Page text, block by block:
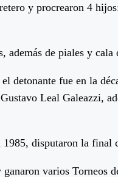
y procrearon 4
además de piales y cala
detonante fue en la
Leal Galeazzi,
disputaron la
varios